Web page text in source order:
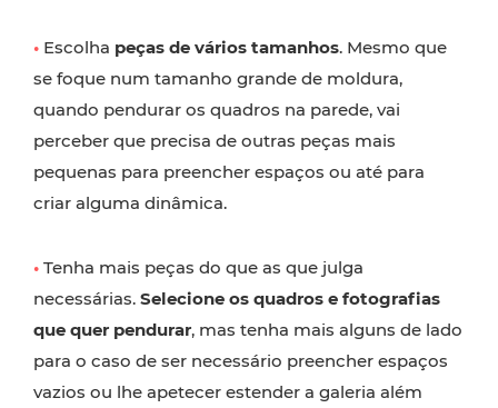
• Escolha peças de vários tamanhos. Mesmo que
se foque num tamanho grande de moldura,
quando pendurar os quadros na parede, vai
perceber que precisa de outras peças mais
pequenas para preencher espaços ou até para
criar alguma dinâmica.
• Tenha mais peças do que as que julga
necessárias. Selecione os quadros e fotografias
que quer pendurar, mas tenha mais alguns de lado
para o caso de ser necessário preencher espaços
vazios ou lhe apetecer estender a galeria além